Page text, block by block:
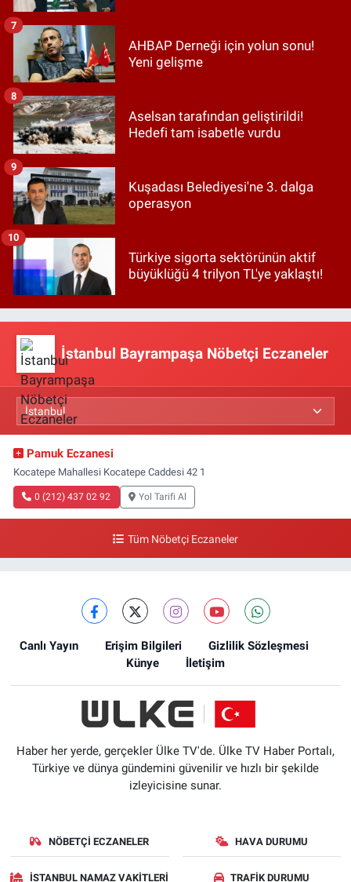
AHBAP Derneği için yolun sonu!
Yeni gelişme
7
Aselsan tarafından geliştirildi!
Hedefi tam isabetle vurdu
8
Kuşadası Belediyesi'ne 3. dalga
operasyon
9
Türkiye sigorta sektörünün aktif
büyüklüğü 4 trilyon TL'ye yaklaştı!
10
İstanbul Bayrampaşa Nöbetçi Eczaneler
Pamuk Eczanesi
Kocatepe Mahallesi Kocatepe Caddesi 42 1
0 (212) 437 02 92 Yol Tarifi Al
Tüm Nöbetçi Eczaneler
Canlı Yayın Erişim Bilgileri
Gizlilik Sözleşmesi
Künye
İletişim
Haber her yerde, gerçekler Ülke TV'de. Ülke TV Haber Portalı,
Türkiye ve dünya gündemini güvenilir ve hızlı bir şekilde
izleyicisine sunar.
NÖBETÇI ECZANELER HAVA DURUMU
İSTANBUL NAMAZ VAKITLERI TRAFIK DURUMU